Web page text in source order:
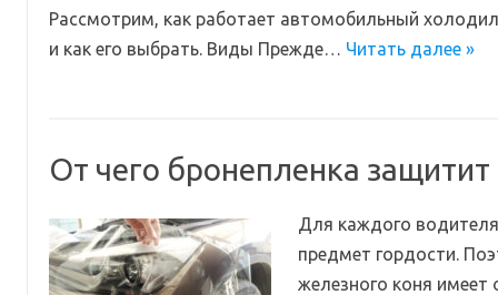
Рассмотрим, как работает автомобильный
и как его выбрать. Виды Прежде… Читать далее »
От чего бронепленка
Для каждого
предмет гордости.
железного коня имеет